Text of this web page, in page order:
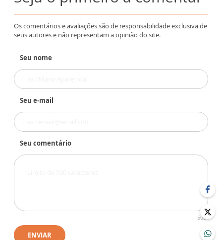
Os comentários e avaliações são de responsabilidade exclusiva de
seus autores e não representam a opinião do site.
Seu nome
Seu e-mail
Seu comentário
500
ENVIAR